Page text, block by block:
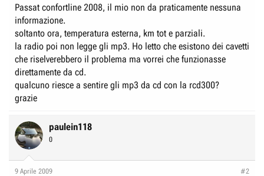
i
s
c
u
s
s
i
o
e
z
o
Passat confortline 2008, il mio non da praticamente nessuna
informazione.
soltanto ora, temperatura esterna, km tot e parziali.
la radio poi non legge gli mp3. Ho letto che esistono dei cavetti
che riselverebbero il problema ma vorrei che funzionasse
direttamente da cd.
qualcuno riesce a sentire gli mp3 da cd con la rcd300?
grazie
paulein118
0
9 Aprile 2009 #2